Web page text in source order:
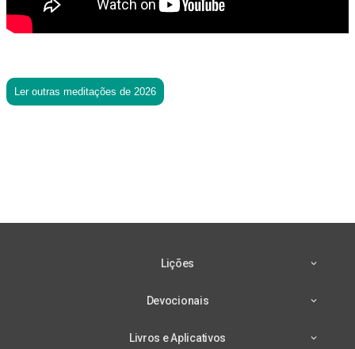
Ler outras meditações de 2026
Lições
Devocionais
Livros e Aplicativos